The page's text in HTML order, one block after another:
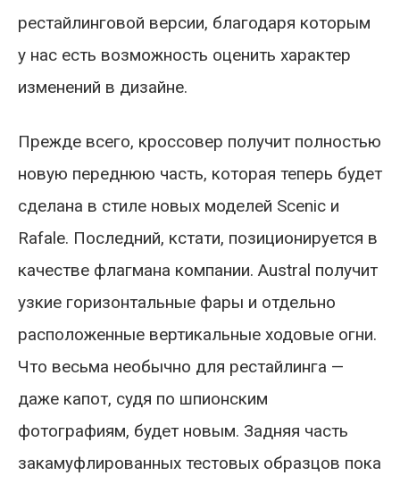
рестайлинговой версии, благодаря которым
у нас есть возможность оценить характер
изменений в дизайне.
Прежде всего, кроссовер получит полностью
новую переднюю часть, которая теперь будет
сделана в стиле новых моделей Scenic и
Rafale. Последний, кстати, позиционируется в
качестве флагмана компании. Austral получит
узкие горизонтальные фары и отдельно
расположенные вертикальные ходовые огни.
Что весьма необычно для рестайлинга —
даже капот, судя по шпионским
фотографиям, будет новым. Задняя часть
закамуфлированных тестовых образцов пока